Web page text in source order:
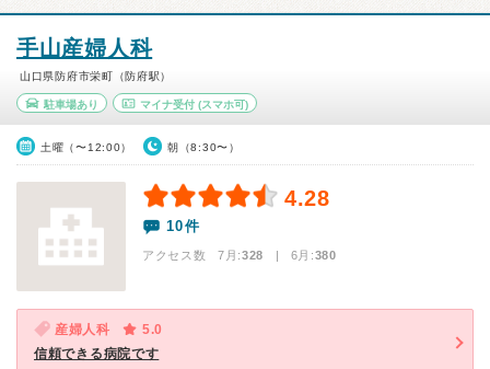
手山産婦人科
山口県防府市栄町（防府駅）
駐車場あり マイナ受付(スマホ可)
土曜（〜12:00） 朝（8:30〜）
4.28
10件
アクセス数 7月:328 | 6月:380
産婦人科
5.0
信頼できる病院です